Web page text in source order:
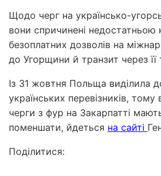
Щодо черг на українсько-
вони спричинені недостатньою
безоплатних дозволів на
до Угорщини й транзит через її
Із 31 жовтня Польща виділила
українських перевізників, тому
черги з фур на Закарпатті
поменшати, йдеться на сайті
Поділитися: